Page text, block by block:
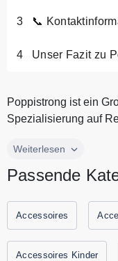
📞
Unser Fazit zu
Poppistrong ist ein
Spezialisierung auf
Poppistrong ist ein
Schuhe. Entdecken
besten Preis. Alle
von Poppistrong
Gutscheine.codes.
Weiterlesen
Passende
Accessoires
Accessoires Kinder